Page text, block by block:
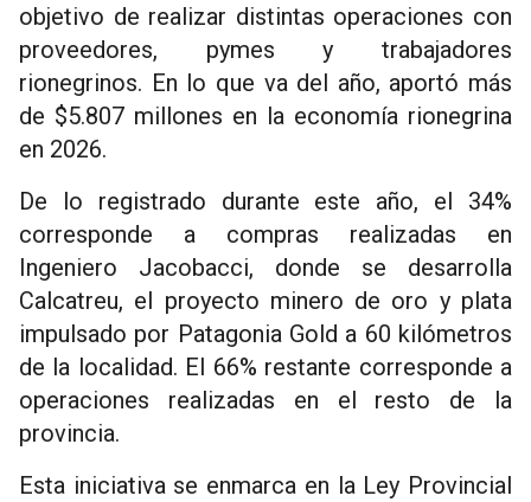
objetivo de realizar distintas operaciones con
proveedores, pymes y trabajadores
rionegrinos. En lo que va del año, aportó más
de $5.807 millones en la economía rionegrina
en 2026.
De lo registrado durante este año, el 34%
corresponde a compras realizadas en
Ingeniero Jacobacci, donde se desarrolla
Calcatreu, el proyecto minero de oro y plata
impulsado por Patagonia Gold a 60 kilómetros
de la localidad. El 66% restante corresponde a
operaciones realizadas en el resto de la
provincia.
Esta iniciativa se enmarca en la Ley Provincial